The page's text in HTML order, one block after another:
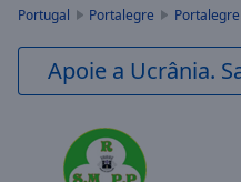
Backward
Portugal Portalegre Portalegre
Apoie a Ucrânia.